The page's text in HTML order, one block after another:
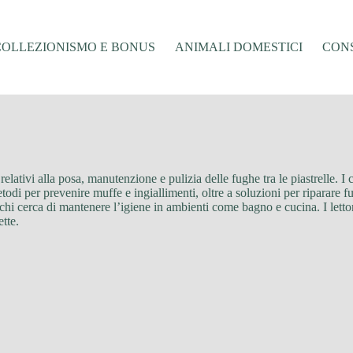
E BONUS ANIMALI DOMESTICI
alla posa, manutenzione e pulizia delle fughe tra le piastrelle.
per prevenire muffe e ingiallimenti, oltre a soluzioni per riparare
cerca di mantenere l’igiene in ambienti come bagno e cucina. I